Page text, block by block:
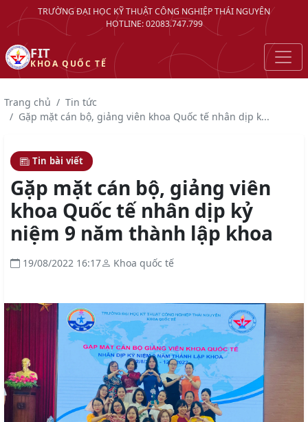
TRƯỜNG ĐẠI HỌC KỸ THUẬT CÔNG NGHIỆP THÁI NGUYÊN
HOTLINE: 02083.747.799
FIT
KHOA QUỐC TẾ
Trang chủ
Tin tức
Gặp mặt cán bộ, giảng viên khoa Quốc tế nhân dịp k...
Tin bài viết
Gặp mặt cán bộ, giảng viên
khoa Quốc tế nhân dịp kỷ
niệm 9 năm thành lập khoa
19/08/2022 16:17 Khoa quốc tế